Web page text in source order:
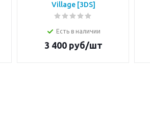
Village [3DS]
Есть в наличии
3 400руб/шт